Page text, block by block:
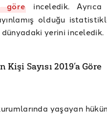
göre inceledik.
olduğu
dünyadaki yerini inceledik.
Sayısı 2019’a Göre
yaşayan